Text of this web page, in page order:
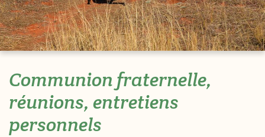
Communion fraternelle,
réunions, entretiens
personnels